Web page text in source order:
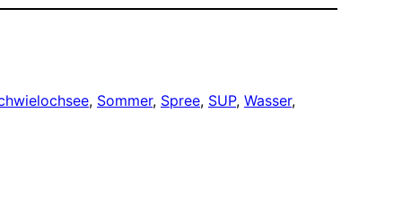
, Sommer, Spree, SUP, Wasser